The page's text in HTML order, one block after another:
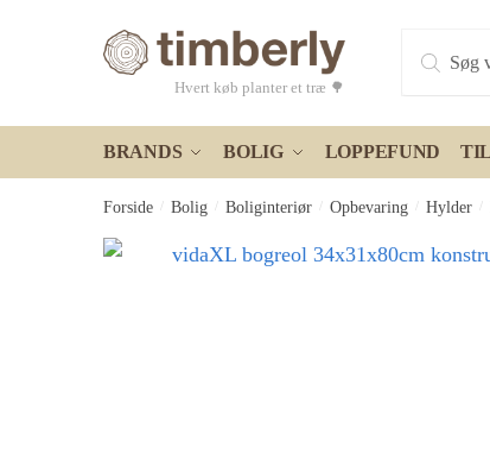
Hvert køb planter et træ 🌳
search
BRANDS BOLIG LOPPEFUND
Forside Bolig Boliginteriør Opbevaring Hylder